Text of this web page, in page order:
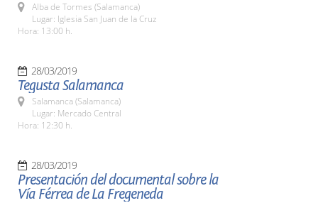
Alba de Tormes (Salamanca)
Lugar: Iglesia San Juan de la Cruz
Hora: 13:00 h.
28/03/2019
Tegusta Salamanca
Salamanca (Salamanca)
Lugar: Mercado Central
Hora: 12:30 h.
28/03/2019
Presentación del documental sobre la
Vía Férrea de La Fregeneda